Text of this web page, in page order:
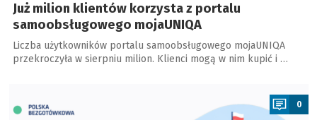
Już milion klientów korzysta z portalu
samoobsługowego mojaUNIQA
Liczba użytkowników portalu samoobsługowego mojaUNIQA
przekroczyła w sierpniu milion. Klienci mogą w nim kupić i …
0